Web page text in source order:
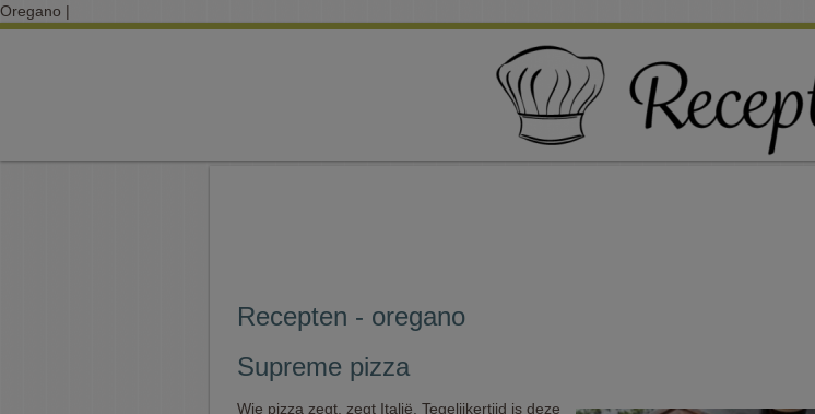
Oregano |
Recepten - oregano
Supreme pizza
Wie pizza zegt, zegt Italië. Tegelijkertijd is deze